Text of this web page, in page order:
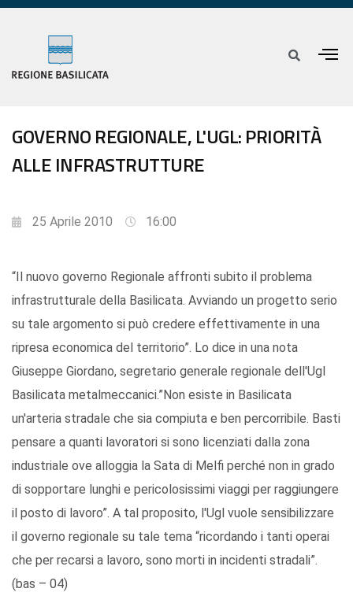
GOVERNO REGIONALE, L'UGL: PRIORITÀ
ALLE INFRASTRUTTURE
25 Aprile 2010 16:00
“Il nuovo governo Regionale affronti subito il problema
infrastrutturale della Basilicata. Avviando un progetto serio
su tale argomento si può credere effettivamente in una
ripresa economica del territorio”. Lo dice in una nota
Giuseppe Giordano, segretario generale regionale dell'Ugl
Basilicata metalmeccanici.”Non esiste in Basilicata
un'arteria stradale che sia compiuta e ben percorribile. Basti
pensare a quanti lavoratori si sono licenziati dalla zona
industriale ove alloggia la Sata di Melfi perché non in grado
di sopportare lunghi e pericolosissimi viaggi per raggiungere
il posto di lavoro”. A tal proposito, l'Ugl vuole sensibilizzare
il governo regionale su tale tema “ricordando i tanti operai
che per recarsi a lavoro, sono morti in incidenti stradali”.
(bas – 04)